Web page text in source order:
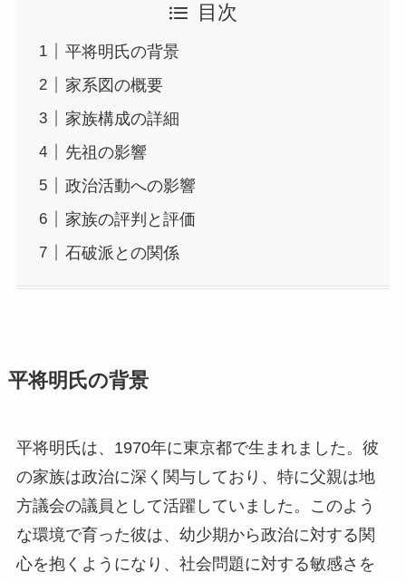
目次
平将明氏の背景
家系図の概要
家族構成の詳細
先祖の影響
政治活動への影響
家族の評判と評価
石破派との関係
平将明氏の背景
平将明氏は、1970年に東京都で生まれました。彼
の家族は政治に深く関与しており、特に父親は地
方議会の議員として活躍していました。このよう
な環境で育った彼は、幼少期から政治に対する関
心を抱くようになり、社会問題に対する敏感さを